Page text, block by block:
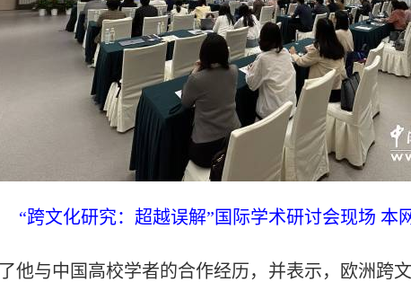
“跨文化研究：超越误解”国际学术研讨会现场 本
与中国高校学者的合作经历，并表示，欧洲跨